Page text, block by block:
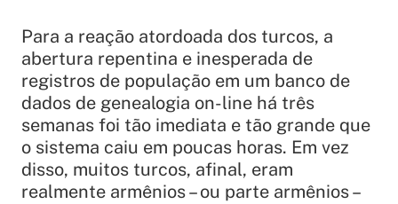
Para a reação atordoada dos turcos, a
abertura repentina e inesperada de
registros de população em um banco de
dados de genealogia on-line há três
semanas foi tão imediata e tão grande que
o sistema caiu em poucas horas. Em vez
disso, muitos turcos, afinal, eram
realmente armênios – ou parte armênios –